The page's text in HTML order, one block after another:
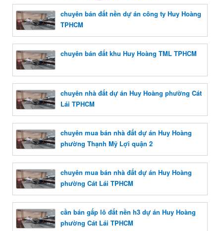
chuyên bán đất nền dự án công ty Huy Hoàng
TPHCM
chuyên bán đất khu Huy Hoàng TML TPHCM
chuyên nhà đất dự án Huy Hoàng phường Cát
Lái TPHCM
chuyên mua bán nhà đất dự án Huy Hoàng
phường Thạnh Mỹ Lợi quận 2
chuyên mua bán nhà đất dự án Huy Hoàng
phường Cát Lái TPHCM
cần bán gấp lô đất nền h3 dự án Huy Hoàng
phường Cát Lái TPHCM